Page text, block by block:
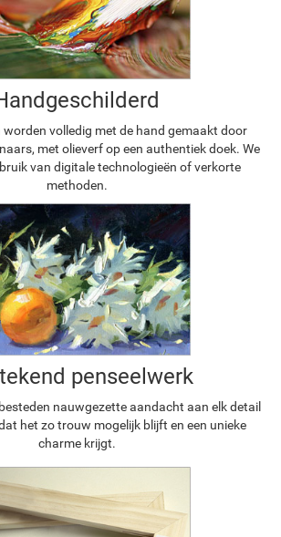
worden volledig met de hand gemaakt door
met olieverf op een authentiek doek. We
van digitale technologieën of verkorte
methoden.
penseelwerk
nauwgezette aandacht aan elk detail
het zo trouw mogelijk blijft en een unieke
charme krijgt.